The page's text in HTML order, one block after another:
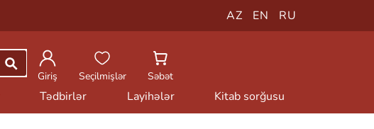
AZ EN RU
Giriş
Seçilmişlər Səbət
Tədbirlər Layihələr Kitab sorğusu